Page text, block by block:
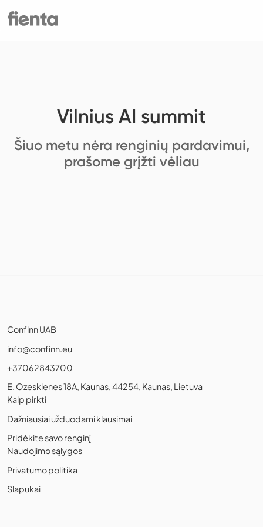
Vilnius AI summit
Šiuo metu nėra renginių pardavimui,
prašome grįžti vėliau
Confinn UAB
info@confinn.eu
+37062843700
E. Ozeskienes 18A, Kaunas, 44254, Kaunas, Lietuva
Kaip pirkti
Dažniausiai užduodami klausimai
Pridėkite savo renginį
Naudojimo sąlygos
Privatumo politika
Slapukai